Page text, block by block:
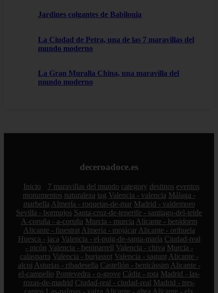
Jardines colgantes de Babilonia
La Ciudad de Petra, una de las 7 maravillas del
mundo moderno
La Gran Muralla China, una maravilla del
mundo moderno
deceroadoce.es
Inicio 7 maravillas del mundo category destinos eventos
monumentos naturaleza tag Valencia - valencia Málaga -
marbella Almería - roquetas-de-mar Madrid - valdemoro
Sevilla - bormujos Santa-cruz-de-tenerife - santiago-del-teide
A-coruña - a-coruña Murcia - murcia Alicante - benidorm
Alicante - finestrat Almería - mojácar Alicante - orihuela
Huesca - jaca Valencia - el-puig-de-santa-maría Ciudad-real
- picón Valencia - beniparrell Valencia - chiva Murcia -
calasparra Valencia - burjassot Valencia - sagunt Alicante -
alcoi Asturias - ribadesella Castellón - benicàssim Alicante -
el-campello Pontevedra - o-grove Cádiz - rota Madrid - las-
rozas-de-madrid Ciudad-real - ciudad-real Madrid - tres-
cantos Las-palmas - yaiza Alicante - altea Alicante - elx